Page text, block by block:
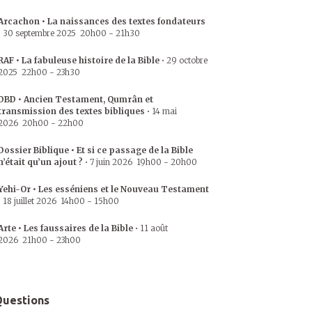
• La naissances des textes fondateurs
30 septembre 2025 20h00 - 21h30
• La fabuleuse histoire de la Bible • 29 octobre
22h00 - 23h30
• Ancien Testament, Qumrân et
des textes bibliques • 14 mai
20h00 - 22h00
Biblique • Et si ce passage de la Bible
qu’un ajout ? • 7 juin 2026 19h00 - 20h00
Or • Les esséniens et le Nouveau Testament
18 juillet 2026 14h00 - 15h00
• Les faussaires de la Bible • 11 août
21h00 - 23h00